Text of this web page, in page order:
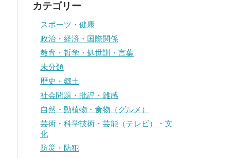
カテゴリー
スポーツ・健康
政治・経済・国際関係
教育・哲学・処世訓・言葉
未分類
歴史・郷土
社会問題・批評・雑感
自然・動植物・食物（グルメ）
芸術・科学技術・芸能（テレビ）・文
化
防災・防犯